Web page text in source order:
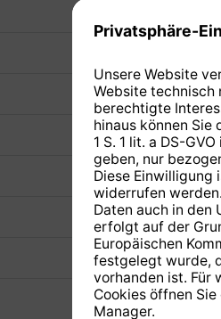
360 cd/m²
8 ms
178° V / 178° H
Ja
Full-HD eLED
Ja